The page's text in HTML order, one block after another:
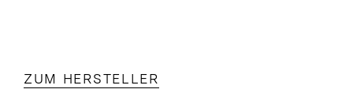
ZUM HERSTELLER